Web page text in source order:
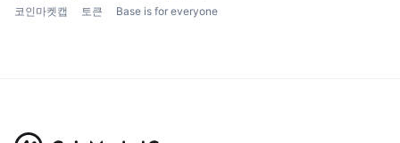
코인마켓캡 토큰 Base is for everyone